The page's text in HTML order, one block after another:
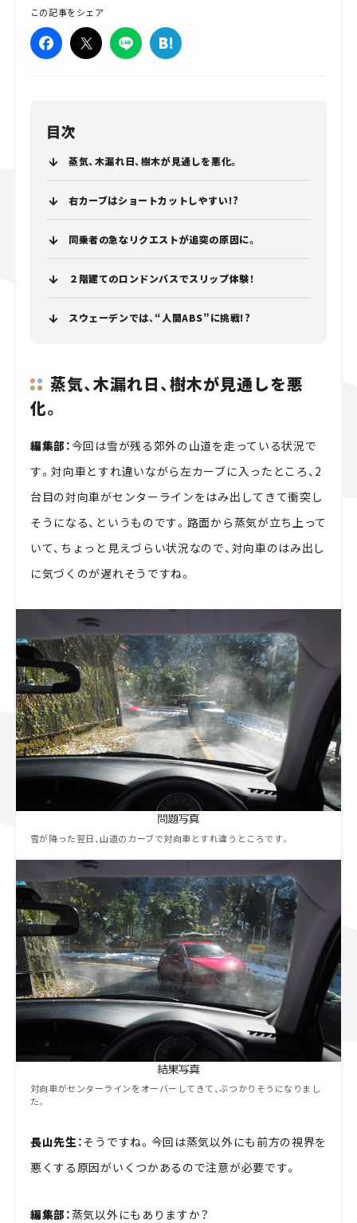
この記事をシェア
目次
蒸気、木漏れ日、樹木が見通しを悪化。
右カーブはショートカットしやすい!?
同乗者の急なリクエストが追突の原因に。
２階建てのロンドンバスでスリップ体験！
スウェーデンでは、“人間ABS”に挑戦!?
蒸気、木漏れ日、樹木が見通しを悪
化。
編集部：今回は雪が残る郊外の山道を走っている状況で
す。対向車とすれ違いながら左カーブに入ったところ、2
台目の対向車がセンターラインをはみ出してきて衝突し
そうになる、というものです。路面から蒸気が立ち上って
いて、ちょっと見えづらい状況なので、対向車のはみ出し
に気づくのが遅れそうですね。
雪が降った翌日、山道のカーブで対向車とすれ違うところです。
対向車がセンターラインをオーバーしてきて、ぶつかりそうになりまし
た。
長山先生：そうですね。今回は蒸気以外にも前方の視界を
悪くする原因がいくつかあるので注意が必要です。
編集部：蒸気以外にもありますか？